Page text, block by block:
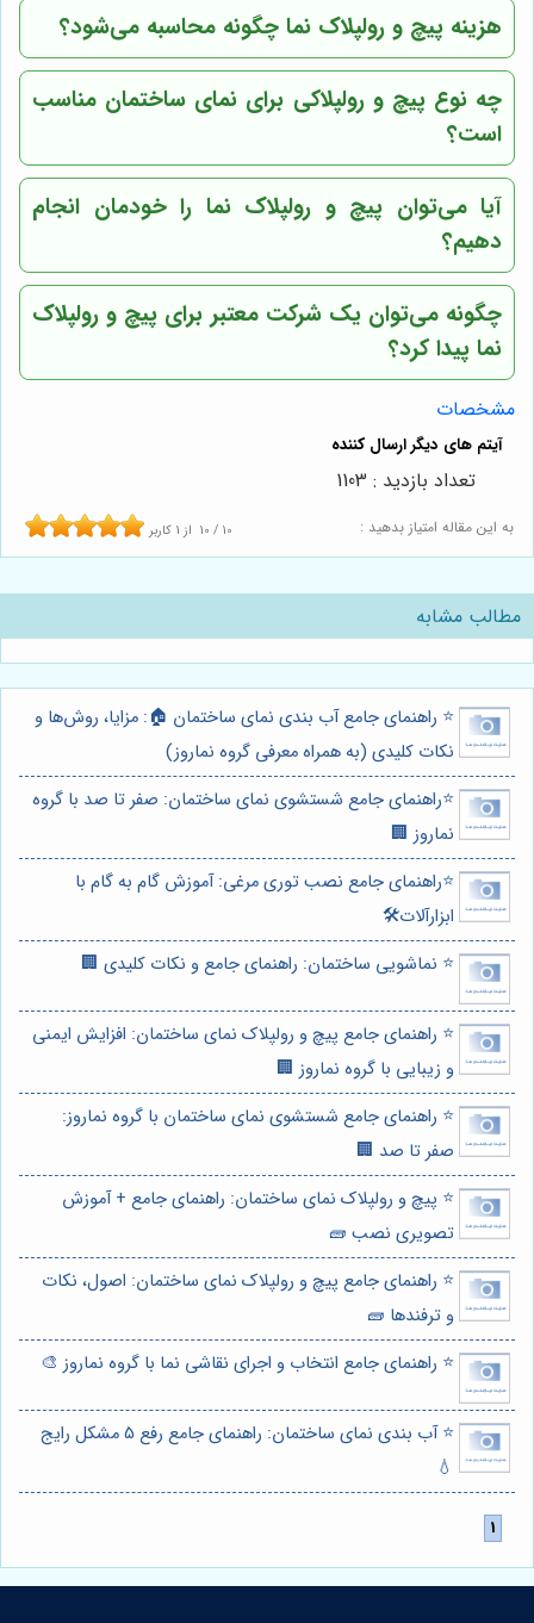
هزینه پیچ و رولپلاک نما چگونه محاسبه می‌شود؟
چه نوع پیچ و رولپلاکی برای نمای ساختمان مناسب
است؟
آیا می‌توان پیچ و رولپلاک نما را خودمان انجام
دهیم؟
چگونه می‌توان یک شرکت معتبر برای پیچ و رولپلاک
نما پیدا کرد؟
مشخصات
به این مقاله امتیاز بدهید : 10 / 10 از 1 کاربر
تعداد بازدید : 1103
مطالب مشابه
⭐️ راهنمای جامع آب بندی نمای ساختمان 🏠: مزایا، روش‌ها و
نکات کلیدی (به همراه معرفی گروه نماروز)
⭐️راهنمای جامع شستشوی نمای ساختمان: صفر تا صد با گروه
نماروز 🏢
⭐️راهنمای جامع نصب توری مرغی: آموزش گام به گام با
ابزارآلات🛠️
⭐️ نماشویی ساختمان: راهنمای جامع و نکات کلیدی 🏢
⭐️ راهنمای جامع پیچ و رولپلاک نمای ساختمان: افزایش ایمنی
و زیبایی با گروه نماروز 🏢
⭐️ راهنمای جامع شستشوی نمای ساختمان با گروه نماروز:
صفر تا صد 🏢
⭐️ پیچ و رولپلاک نمای ساختمان: راهنمای جامع + آموزش
تصویری نصب 🧱
⭐️ راهنمای جامع پیچ و رولپلاک نمای ساختمان: اصول، نکات
و ترفندها 🧱
⭐️ راهنمای جامع انتخاب و اجرای نقاشی نما با گروه نماروز 🎨
⭐️ آب بندی نمای ساختمان: راهنمای جامع رفع 5 مشکل رایج
💧